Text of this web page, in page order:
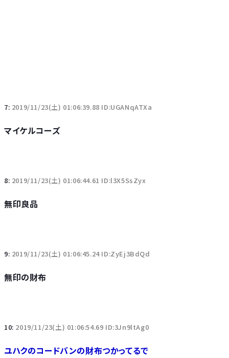
7: 2019/11/23(土) 01:06:39.88 ID:UGANqATXa
マイケルコーズ
8: 2019/11/23(土) 01:06:44.61 ID:l3X5SsZyx
無印良品
9: 2019/11/23(土) 01:06:45.24 ID:ZyEj3BdQd
無印の財布
10: 2019/11/23(土) 01:06:54.69 ID:3Jn9ltAg0
ユハクのコードバンの財布つかってるで